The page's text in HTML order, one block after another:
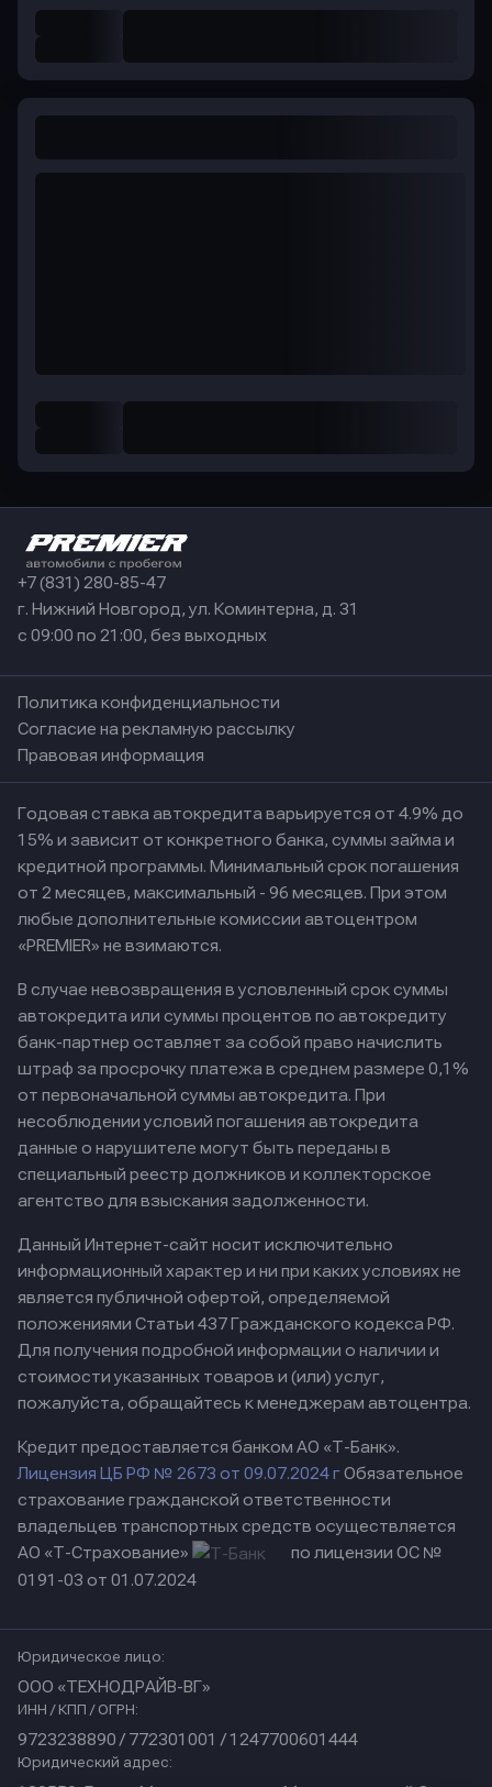
+7 (831) 280-85-47
г. Нижний Новгород, ул. Коминтерна, д. 31
с 09:00 по 21:00, без выходных
Политика конфиденциальности
Согласие на рекламную рассылку
Правовая информация
Годовая ставка автокредита варьируется от 4.9% до
15% и зависит от конкретного банка, суммы займа и
кредитной программы. Минимальный срок погашения
от 2 месяцев, максимальный - 96 месяцев. При этом
любые дополнительные комиссии автоцентром
«PREMIER» не взимаются.
В случае невозвращения в условленный срок суммы
автокредита или суммы процентов по автокредиту
банк-партнер оставляет за собой право начислить
штраф за просрочку платежа в среднем размере 0,1%
от первоначальной суммы автокредита. При
несоблюдении условий погашения автокредита
данные о нарушителе могут быть переданы в
специальный реестр должников и коллекторское
агентство для взыскания задолженности.
Данный Интернет-сайт носит исключительно
информационный характер и ни при каких условиях не
является публичной офертой, определяемой
положениями Статьи 437 Гражданского кодекса РФ.
Для получения подробной информации о наличии и
стоимости указанных товаров и (или) услуг,
пожалуйста, обращайтесь к менеджерам автоцентра.
Кредит предоставляется банком АО «Т-Банк».
Лицензия ЦБ РФ № 2673 от 09.07.2024 гОбязательное
страхование гражданской ответственности
владельцев транспортных средств осуществляется
АО «Т-Страхование»
по лицензии ОС №
0191-03 от 01.07.2024
Юридическое лицо:
ООО «ТЕХНОДРАЙВ-ВГ»
ИНН / КПП / ОГРН:
9723238890 / 772301001 / 1247700601444
Юридический адрес: